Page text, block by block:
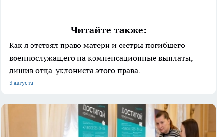
Читайте также:
Как я отстоял право матери и сестры погибшего
военнослужащего на компенсационные выплаты,
лишив отца-уклониста этого права.
3 августа